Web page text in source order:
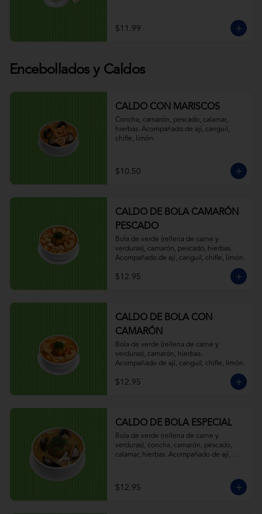
$11.99
Encebollados y Caldos
CALDO CON MARISCOS
Concha, camarón, pescado, calamar,
hierbas. Acompañado de ají, canguil,
chifle, limón.
$10.50
CALDO DE BOLA CAMARÓN
PESCADO
Bola de verde (rellena de carne y
verduras), camarón, pescado, hierbas.
Acompañado de ají, canguil, chifle, limón.
$12.95
CALDO DE BOLA CON
CAMARÓN
Bola de verde (rellena de carne y
verduras), camarón, hierbas.
Acompañado de ají, canguil, chifle, limón.
$12.95
CALDO DE BOLA ESPECIAL
Bola de verde (rellena de carne y
verduras), concha, camarón, pescado,
calamar, hierbas. Acompañado de ají,
$12.95